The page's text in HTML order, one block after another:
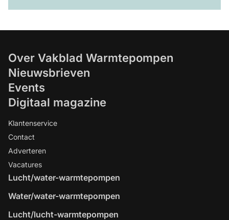
Over Vakblad Warmtepompen
Nieuwsbrieven
Events
Digitaal magazine
Klantenservice
Contact
Adverteren
Vacatures
Lucht/water-warmtepompen
Water/water-warmtepompen
Lucht/lucht-warmtepompen